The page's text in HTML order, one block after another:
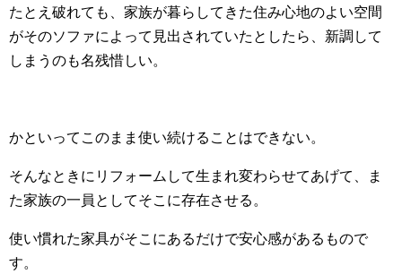
たとえ破れても、家族が暮らしてきた住み心地のよい空間
がそのソファによって見出されていたとしたら、新調して
しまうのも名残惜しい。
かといってこのまま使い続けることはできない。
そんなときにリフォームして生まれ変わらせてあげて、ま
た家族の一員としてそこに存在させる。
使い慣れた家具がそこにあるだけで安心感があるもので
す。